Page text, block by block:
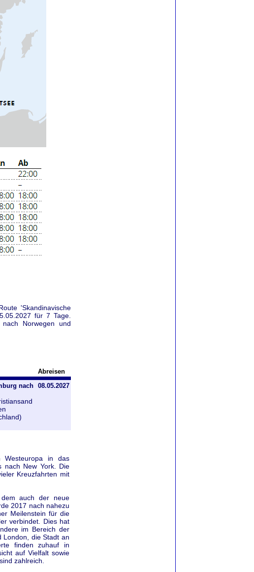
'Skandinavische
für 7 Tage.
Norwegen und
Abreisen
nach 08.05.2027
Westeuropa in das
nach New York. Die
Kreuzfahrten mit
auch der neue
2017 nach nahezu
Meilenstein für die
verbindet. Dies hat
im Bereich der
London, die Stadt an
finden zuhauf in
auf Vielfalt sowie
zahlreich.